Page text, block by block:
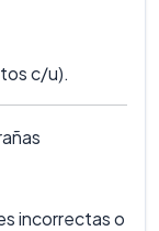
c/u).
incorrectas o